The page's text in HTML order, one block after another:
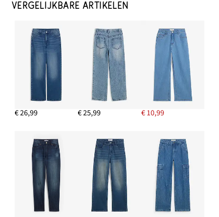
VERGELIJKBARE ARTIKELEN
€ 26,99 € 25,99 € 10,99